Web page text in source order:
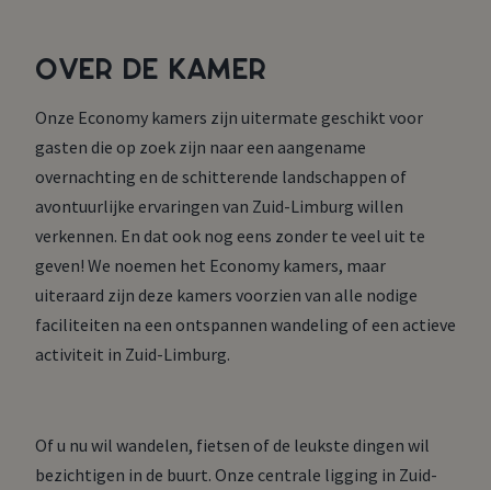
OVER DE KAMER
Onze Economy kamers zijn uitermate geschikt voor
gasten die op zoek zijn naar een aangename
overnachting en de schitterende landschappen of
avontuurlijke ervaringen van Zuid-Limburg willen
verkennen. En dat ook nog eens zonder te veel uit te
geven! We noemen het Economy kamers, maar
uiteraard zijn deze kamers voorzien van alle nodige
faciliteiten na een ontspannen wandeling of een actieve
activiteit in Zuid-Limburg.
Of u nu wil wandelen, fietsen of de leukste dingen wil
bezichtigen in de buurt. Onze centrale ligging in Zuid-